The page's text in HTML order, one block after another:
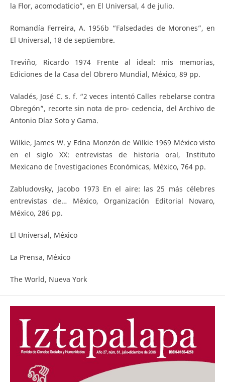
la Flor, acomodaticio”, en El Universal, 4 de julio.
Romandía Ferreira, A. 1956b “Falsedades de Morones”, en
El Universal, 18 de septiembre.
Treviño, Ricardo 1974 Frente al ideal: mis memorias,
Ediciones de la Casa del Obrero Mundial, México, 89 pp.
Valadés, José C. s. f. “2 veces intentó Calles rebelarse contra
Obregón”, recorte sin nota de pro- cedencia, del Archivo de
Antonio Díaz Soto y Gama.
Wilkie, James W. y Edna Monzón de Wilkie 1969 México visto
en el siglo XX: entrevistas de historia oral, Instituto
Mexicano de Investigaciones Económicas, México, 764 pp.
Zabludovsky, Jacobo 1973 En el aire: las 25 más célebres
entrevistas de… México, Organización Editorial Novaro,
México, 286 pp.
El Universal, México
La Prensa, México
The World, Nueva York